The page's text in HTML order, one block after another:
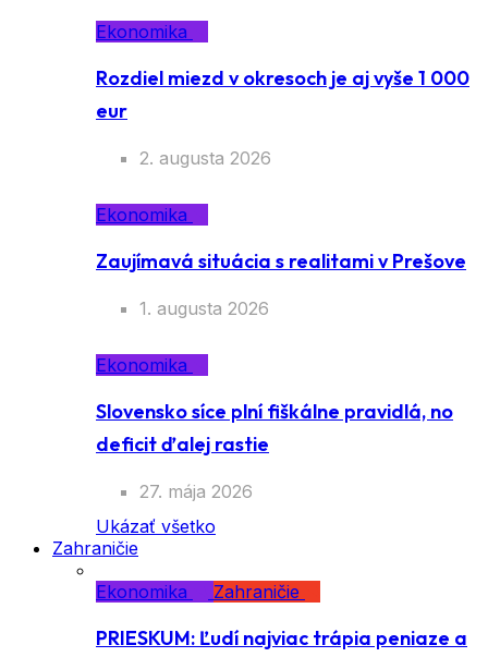
Ekonomika
Rozdiel miezd v okresoch je aj vyše 1 000
eur
2. augusta 2026
Ekonomika
Zaujímavá situácia s realitami v Prešove
1. augusta 2026
Ekonomika
Slovensko síce plní fiškálne pravidlá, no
deficit ďalej rastie
27. mája 2026
Ukázať všetko
Zahraničie
Ekonomika
Zahraničie
PRIESKUM: Ľudí najviac trápia peniaze a